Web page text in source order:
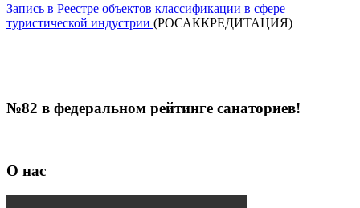
Запись в Реестре объектов классификации в сфере
туристической индустрии (РОСАККРЕДИТАЦИЯ)
№82 в федеральном рейтинге санаториев!
О нас